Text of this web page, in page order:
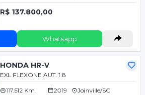
R$ 137.800,00
Whatsapp
HONDA HR-V
EXL FLEXONE AUT. 1.8
117.512 Km 2019 Joinville/SC